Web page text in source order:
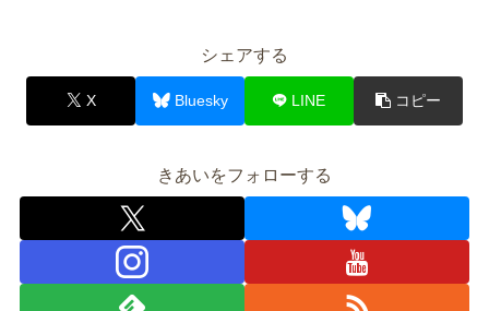
シェアする
X Bluesky LINE コピー
きあいをフォローする